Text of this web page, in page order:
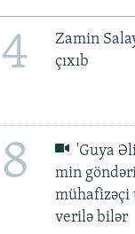
4
Zamin
çıxıb
8
'Guya
min
mühafizəçi
verilə bilər